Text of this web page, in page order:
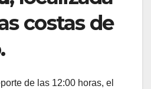
costas de
.
de las 12:00 horas, el